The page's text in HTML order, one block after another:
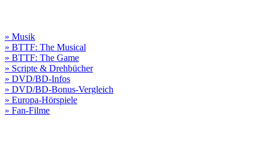
» Musik
» BTTF: The Musical
» BTTF: The Game
» Scripte & Drehbücher
» DVD/BD-Infos
» DVD/BD-Bonus-Vergleich
» Europa-Hörspiele
» Fan-Filme